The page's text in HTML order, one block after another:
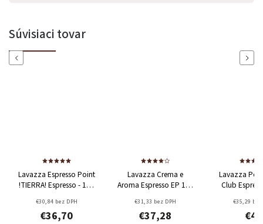
Súvisiaci tovar
Previous
Lavazza Espresso Point
!TIERRA! Espresso - 100
€30,84 bez DPH
€36,70
Lavazza Crema e
Aroma Espresso EP 100
Robusta
€31,33 bez DPH
€37,28
Lavazza
Club
€35,29 bez
€42
Next